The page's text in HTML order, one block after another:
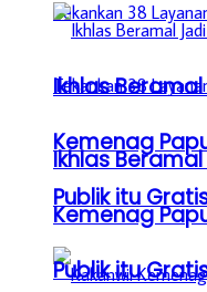
Ikhlas
Kemenag
Publik itu
Ikhlas
Kemenag
Publik itu